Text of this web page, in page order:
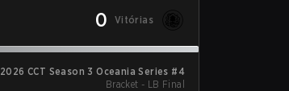
0 Vitórias
2026 CCT Season 3 Oceania Series #4
Bracket - LB Final